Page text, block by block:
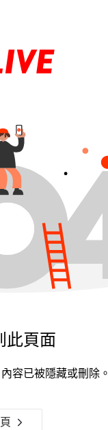
此頁面
容已被隱藏或刪除。